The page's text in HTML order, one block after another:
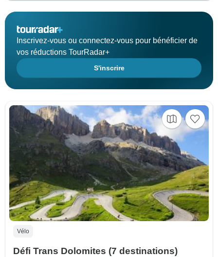
Inscrivez-vous ou connectez-vous pour bénéficier de
vos réductions TourRadar+
S'inscrire
Vélo
Défi Trans Dolomites (7 destinations)